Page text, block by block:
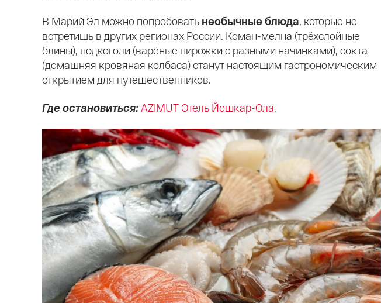
В Марий Эл можно попробовать необычные блюда, которые не
встретишь в других регионах России. Коман-мелна (трёхслойные
блины), подкоголи (варёные пирожки с разными начинками), сокта
(домашняя кровяная колбаса) станут настоящим гастрономическим
открытием для путешественников.
Где остановиться: AZIMUT Отель Йошкар-Ола.